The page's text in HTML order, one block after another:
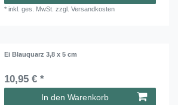
*inkl. ges. MwSt. zzgl.Versandkosten
Ei Blauquarz 3,8 x 5 cm
10,95 € *
In den Warenkorb